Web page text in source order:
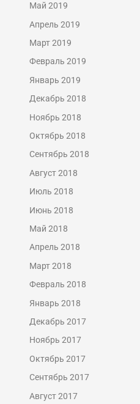
Май 2019
Апрель 2019
Март 2019
Февраль 2019
Январь 2019
Декабрь 2018
Ноябрь 2018
Октябрь 2018
Сентябрь 2018
Август 2018
Июль 2018
Июнь 2018
Май 2018
Апрель 2018
Март 2018
Февраль 2018
Январь 2018
Декабрь 2017
Ноябрь 2017
Октябрь 2017
Сентябрь 2017
Август 2017